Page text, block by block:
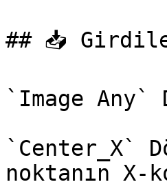
## 📥
`Image Any`
`Center_X`
noktanın X-